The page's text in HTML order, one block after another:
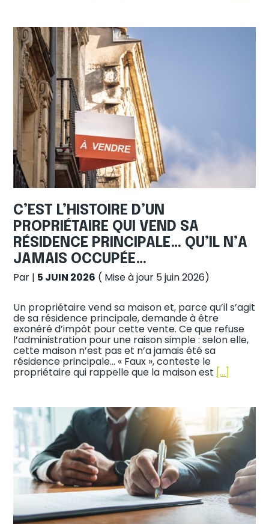
C’EST L’HISTOIRE D’UN
PROPRIÉTAIRE QUI VEND SA
RÉSIDENCE PRINCIPALE… QU’IL N’A
JAMAIS OCCUPÉE…
Par | 5 JUIN 2026 ( Mise à jour 5 juin 2026)
Un propriétaire vend sa maison et, parce qu’il s’agit
de sa résidence principale, demande à être
exonéré d’impôt pour cette vente. Ce que refuse
l’administration pour une raison simple : selon elle,
cette maison n’est pas et n’a jamais été sa
résidence principale… « Faux », conteste le
propriétaire qui rappelle que la maison est […]